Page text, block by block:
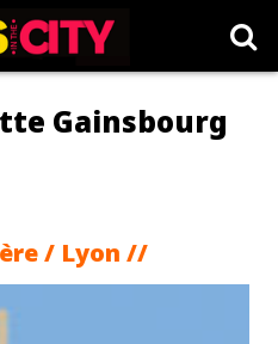
Gainsbourg
/ Lyon //